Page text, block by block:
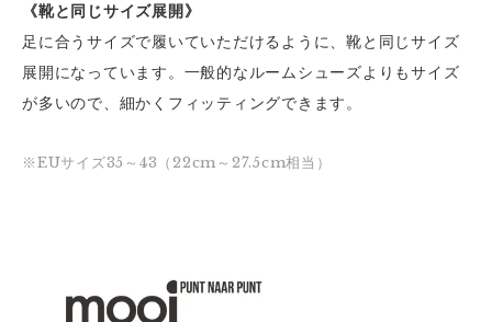
《靴と同じサイズ展開》
足に合うサイズで履いていただけるように、靴と同じサイズ
展開になっています。一般的なルームシューズよりもサイズ
が多いので、細かくフィッティングできます。
※EUサイズ35～43（22cm～27.5cm相当）